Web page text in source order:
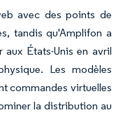
avec des points de
tandis qu'Amplifon a
États-Unis en avril
Les modèles
commandes virtuelles
la distribution au